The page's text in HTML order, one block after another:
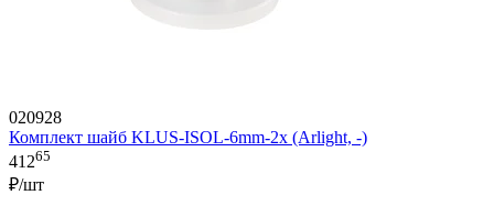
020928
Комплект шайб KLUS-ISOL-6mm-2x (Arlight, -)
41265
₽/шт